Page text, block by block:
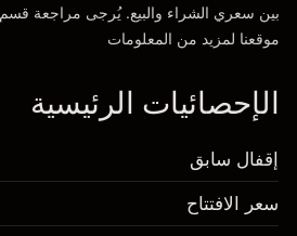
بين سعري الشراء والبيع. يُرجى مراجعة قسم
موقعنا لمزيد من المعلومات
الإحصائيات الرئيسية
إقفال سابق
سعر الافتتاح